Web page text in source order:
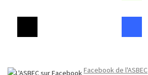
Facebook de l'ASBEC